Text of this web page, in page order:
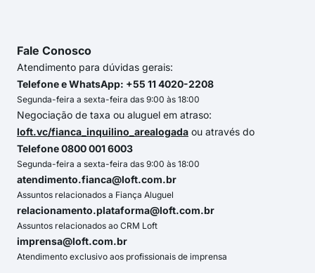
Fale Conosco
Atendimento para dúvidas gerais:
Telefone e WhatsApp: +55 11 4020-2208
Segunda-feira a sexta-feira das 9:00 às 18:00
Negociação de taxa ou aluguel em atraso:
loft.vc/fianca_inquilino_arealogada ou através do
Telefone 0800 001 6003
Segunda-feira a sexta-feira das 9:00 às 18:00
atendimento.fianca@loft.com.br
Assuntos relacionados a Fiança Aluguel
relacionamento.plataforma@loft.com.br
Assuntos relacionados ao CRM Loft
imprensa@loft.com.br
Atendimento exclusivo aos profissionais de imprensa